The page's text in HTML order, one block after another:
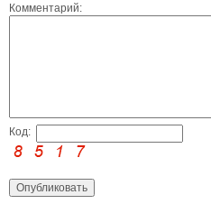
Комментарий:
Код: